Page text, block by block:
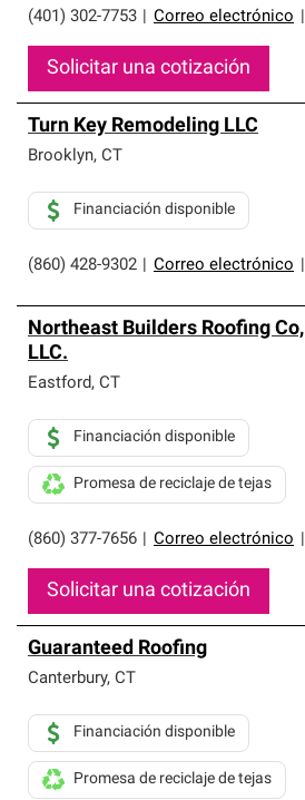
(401) 302-7753 Correo electrónico
Solicitar una cotización
Turn Key Remodeling LLC
Brooklyn, CT
(860) 428-9302 Correo electrónico
Financiación disponible
Northeast Builders Roofing Co,
LLC.
Eastford, CT
(860) 377-7656 Correo electrónico
Financiación disponible
Promesa de reciclaje de tejas
Solicitar una cotización
Guaranteed Roofing
Canterbury, CT
Financiación disponible
Promesa de reciclaje de tejas